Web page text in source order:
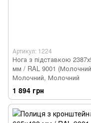
Артикул: 1224
Нога з підставкою
мм / RAL 9001
Молочний, Молочний
1 894 грн